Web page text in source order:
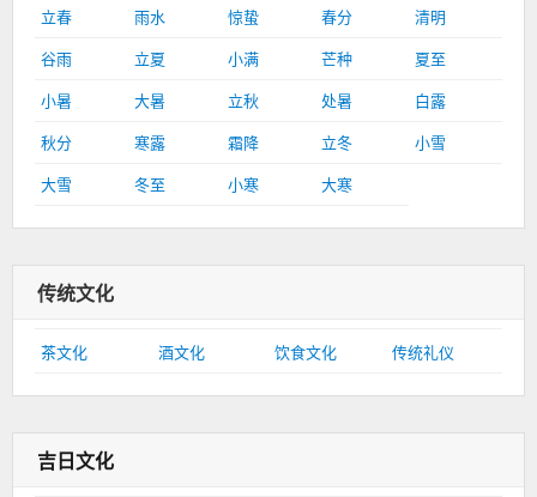
立春 雨水 惊蛰 春分
清明
谷雨
立夏 小满 芒种
夏至
小暑
大暑 立秋 处暑
白露
秋分
寒露 霜降 立冬
小雪
大雪
冬至 小寒 大寒
传统文化
茶文化 酒文化 饮食文化 传统礼仪
吉日文化